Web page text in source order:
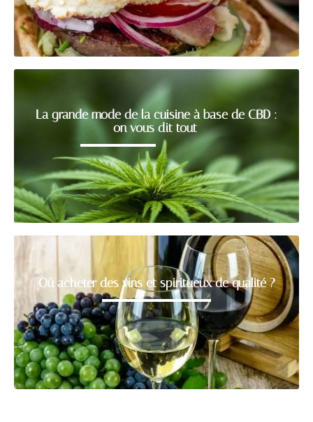
La grande mode de la cuisine à base de CBD :
on vous dit tout
Où acheter des vins et spiritueux de qualité ?